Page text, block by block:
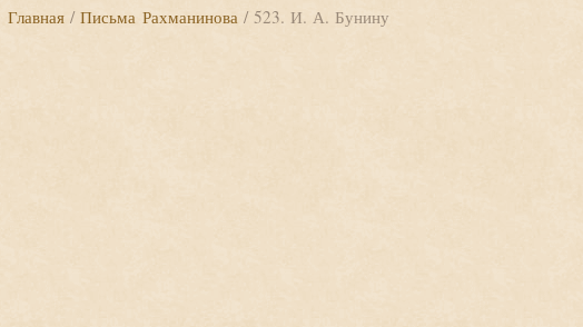
Главная /Письма Рахманинова/ 523. И. А. Бунину